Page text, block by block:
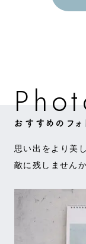
Phot
おすすめのフォ
思い出をより美
敵に残しません